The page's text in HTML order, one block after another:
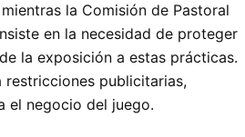
la Comisión de Pastoral
en la necesidad de proteger
la exposición a estas prácticas.
publicitarias,
el negocio del juego.